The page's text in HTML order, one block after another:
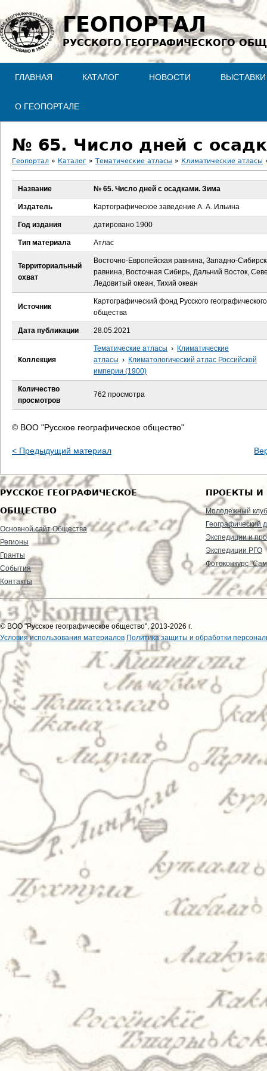
Jump to navigation
ГЕОПОРТАЛ
РУССКОГО ГЕОГРАФИЧЕСКОГО
ГЛАВНАЯ КАТАЛОГ НОВОСТИ ВЫСТАВКИ
О ГЕОПОРТАЛЕ
№ 65. Число дней с
В
ы
д
е
с
ь
Геопортал » Каталог » Тематические атласы » Климатические атласы
Название № 65. Число дней с осадками. Зима
Издатель Картографическое заведение А. А. Ильина
Год издания датировано 1900
Тип материала Атлас
Территориальный
охват
Восточно-Европейская равнина, Западно-
равнина, Восточная Сибирь, Дальний Восток,
Ледовитый океан, Тихий океан
Источник
Картографический фонд Русского географического
общества
Дата публикации 28.05.2021
Коллекция
Тематические атласы › Климатические
атласы › Климатологический атлас Российской
империи (1900)
Количество
просмотров
762 просмотра
© ВОО "Русское географическое общество"
< Предыдущий материал
РУССКОЕ ГЕОГРАФИЧЕСКОЕ
ОБЩЕСТВО
Основной сайт Общества
Регионы
Гранты
События
Контакты
ПРОЕКТЫ И
Молодежный клуб
Географический
Экспедиции и
Экспедиции РГО
Фотоконкурс
© ВОО "Русское географическое общество", 2013-2026 г.
Условия использования материалов Политика защиты и обработки